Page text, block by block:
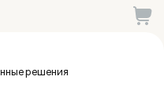
решения